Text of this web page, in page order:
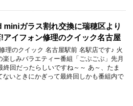
ガラス割れ交換に瑞穂区より
アイフォン修理のクイック名古屋
理のクイック 名古屋駅前 名駅店です♪ 火
楽しみバラエティー番組「ごぶごぶ」先月
終回だったらしいですね～～ あ～、たま
ないときにかぎって最終回しかも番組内で